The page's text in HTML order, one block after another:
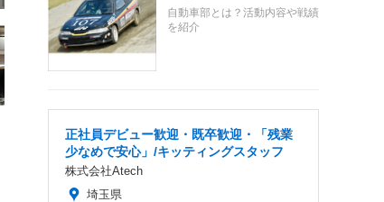
自動車部とは？活動内容や戦績
を紹介
正社員デビュー歓迎・既卒歓迎・「残業
少なめで安心」/キッティングスタッフ
株式会社Atech
埼玉県